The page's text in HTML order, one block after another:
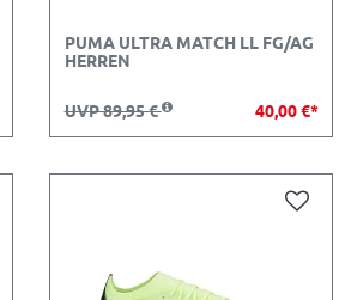
PUMA ULTRA MATCH LL FG/AG
HERREN
UVP 89,95 € 40,00 €*